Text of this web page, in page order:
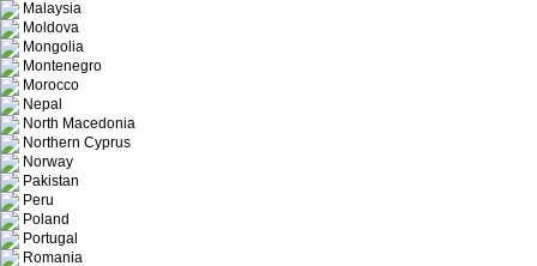
Malaysia
Moldova
Mongolia
Montenegro
Morocco
Nepal
North Macedonia
Northern Cyprus
Norway
Pakistan
Peru
Poland
Portugal
Romania